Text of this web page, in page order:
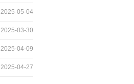
2025-05-04
2025-03-30
2025-04-09
2025-04-27